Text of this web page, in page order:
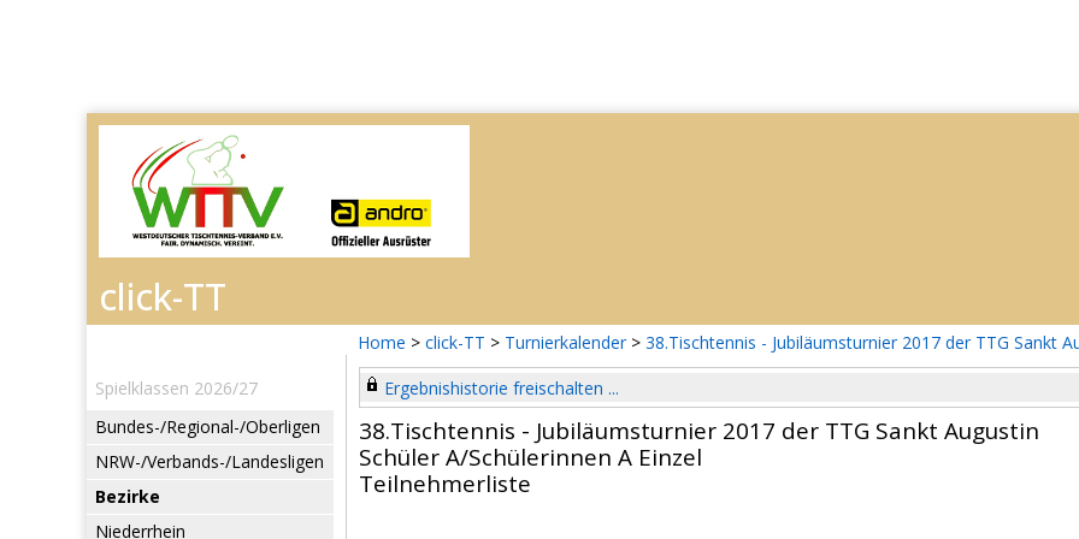
Home > click-TT > Turnierkalender > 38.Tischtennis - Jubiläumsturnier 2017 der TTG Sankt
Spielklassen 2026/27
Bundes-/Regional-/Oberligen
NRW-/Verbands-/Landesligen
Bezirke
Niederrhein
Ergebnishistorie freischalten ...
38.Tischtennis - Jubiläumsturnier 2017 der TTG Sankt Augustin
Schüler A/Schülerinnen A Einzel
Teilnehmerliste